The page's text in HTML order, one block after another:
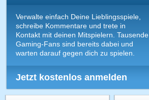
Verwalte einfach Deine Lieblingsspiele,
schreibe Kommentare und trete in
Kontakt mit deinen Mitspielern. Tausende
Gaming-Fans sind bereits dabei und
warten darauf gegen dich zu spielen.
Jetzt kostenlos anmelden